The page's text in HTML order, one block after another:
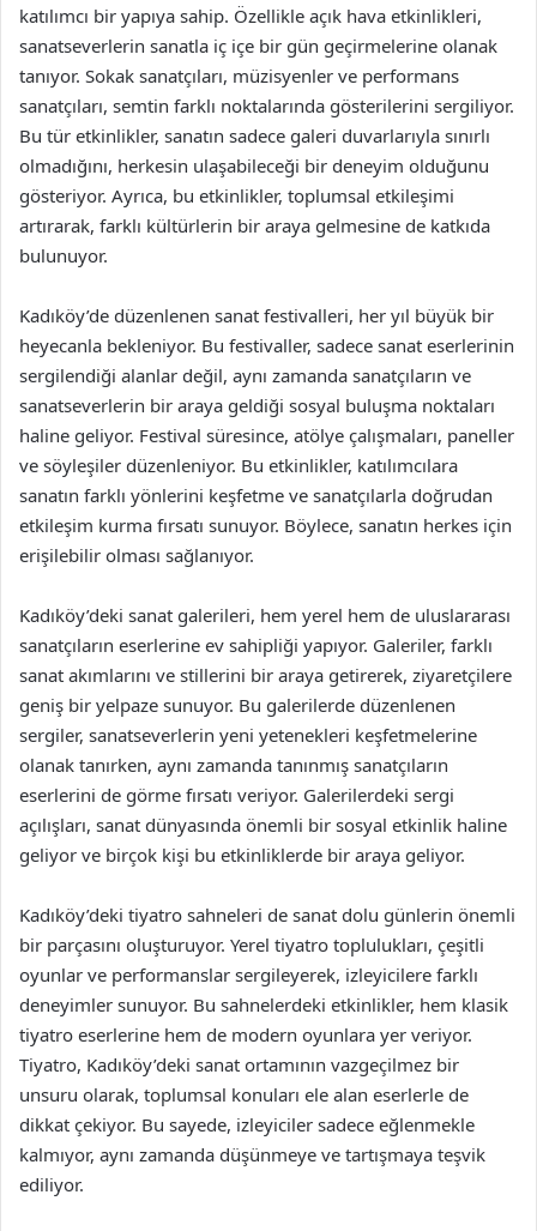
katılımcı bir yapıya sahip. Özellikle açık hava etkinlikleri,
sanatseverlerin sanatla iç içe bir gün geçirmelerine olanak
tanıyor. Sokak sanatçıları, müzisyenler ve performans
sanatçıları, semtin farklı noktalarında gösterilerini sergiliyor.
Bu tür etkinlikler, sanatın sadece galeri duvarlarıyla sınırlı
olmadığını, herkesin ulaşabileceği bir deneyim olduğunu
gösteriyor. Ayrıca, bu etkinlikler, toplumsal etkileşimi
artırarak, farklı kültürlerin bir araya gelmesine de katkıda
bulunuyor.
Kadıköy’de düzenlenen sanat festivalleri, her yıl büyük bir
heyecanla bekleniyor. Bu festivaller, sadece sanat eserlerinin
sergilendiği alanlar değil, aynı zamanda sanatçıların ve
sanatseverlerin bir araya geldiği sosyal buluşma noktaları
haline geliyor. Festival süresince, atölye çalışmaları, paneller
ve söyleşiler düzenleniyor. Bu etkinlikler, katılımcılara
sanatın farklı yönlerini keşfetme ve sanatçılarla doğrudan
etkileşim kurma fırsatı sunuyor. Böylece, sanatın herkes için
erişilebilir olması sağlanıyor.
Kadıköy’deki sanat galerileri, hem yerel hem de uluslararası
sanatçıların eserlerine ev sahipliği yapıyor. Galeriler, farklı
sanat akımlarını ve stillerini bir araya getirerek, ziyaretçilere
geniş bir yelpaze sunuyor. Bu galerilerde düzenlenen
sergiler, sanatseverlerin yeni yetenekleri keşfetmelerine
olanak tanırken, aynı zamanda tanınmış sanatçıların
eserlerini de görme fırsatı veriyor. Galerilerdeki sergi
açılışları, sanat dünyasında önemli bir sosyal etkinlik haline
geliyor ve birçok kişi bu etkinliklerde bir araya geliyor.
Kadıköy’deki tiyatro sahneleri de sanat dolu günlerin önemli
bir parçasını oluşturuyor. Yerel tiyatro toplulukları, çeşitli
oyunlar ve performanslar sergileyerek, izleyicilere farklı
deneyimler sunuyor. Bu sahnelerdeki etkinlikler, hem klasik
tiyatro eserlerine hem de modern oyunlara yer veriyor.
Tiyatro, Kadıköy’deki sanat ortamının vazgeçilmez bir
unsuru olarak, toplumsal konuları ele alan eserlerle de
dikkat çekiyor. Bu sayede, izleyiciler sadece eğlenmekle
kalmıyor, aynı zamanda düşünmeye ve tartışmaya teşvik
ediliyor.